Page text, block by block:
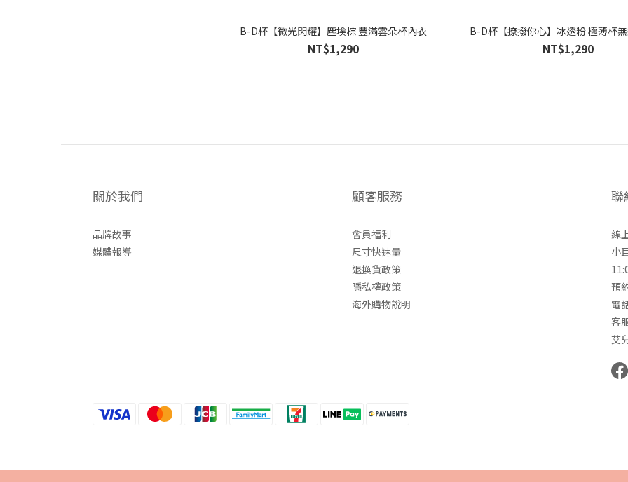
B-D杯【微光閃耀】塵埃棕 豐滿雲朵杯內衣
NT$1,290
B-D杯【撩撥你心】冰透粉 極薄杯
NT$1,290
關於我們
品牌故事
媒體報導
顧客服務
會員福利
尺寸快速量
退換貨政策
隱私權政策
海外購物說明
聯
線
小
預
電
客
艾